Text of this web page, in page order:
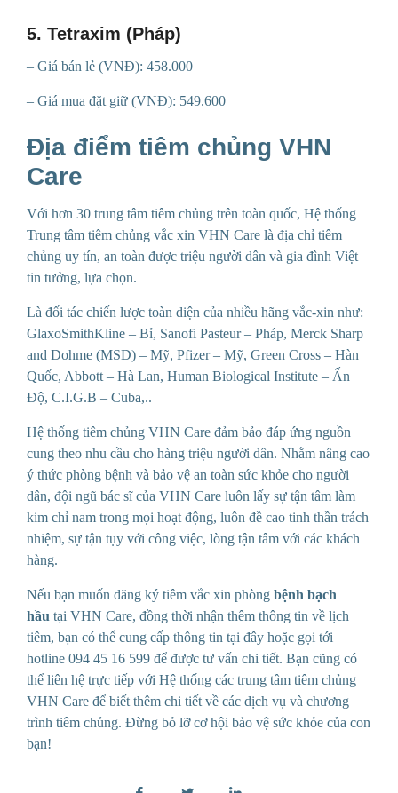
5. Tetraxim (Pháp)
– Giá bán lẻ (VNĐ): 458.000
– Giá mua đặt giữ (VNĐ): 549.600
Địa điểm tiêm chủng VHN
Care
Với hơn 30 trung tâm tiêm chủng trên toàn quốc, Hệ thống
Trung tâm tiêm chủng vắc xin VHN Care là địa chỉ tiêm
chủng uy tín, an toàn được triệu người dân và gia đình Việt
tin tưởng, lựa chọn.
Là đối tác chiến lược toàn diện của nhiều hãng vắc-xin như:
GlaxoSmithKline – Bỉ, Sanofi Pasteur – Pháp, Merck Sharp
and Dohme (MSD) – Mỹ, Pfizer – Mỹ, Green Cross – Hàn
Quốc, Abbott – Hà Lan, Human Biological Institute – Ấn
Độ, C.I.G.B – Cuba,..
Hệ thống tiêm chủng VHN Care đảm bảo đáp ứng nguồn
cung theo nhu cầu cho hàng triệu người dân. Nhằm nâng cao
ý thức phòng bệnh và bảo vệ an toàn sức khỏe cho người
dân, đội ngũ bác sĩ của VHN Care luôn lấy sự tận tâm làm
kim chỉ nam trong mọi hoạt động, luôn đề cao tinh thần trách
nhiệm, sự tận tụy với công việc, lòng tận tâm với các khách
hàng.
Nếu bạn muốn đăng ký tiêm vắc xin phòng bệnh bạch
hầu tại VHN Care, đồng thời nhận thêm thông tin về lịch
tiêm, bạn có thể cung cấp thông tin tại đây hoặc gọi tới
hotline 094 45 16 599 để được tư vấn chi tiết. Bạn cũng có
thể liên hệ trực tiếp với Hệ thống các trung tâm tiêm chủng
VHN Care để biết thêm chi tiết về các dịch vụ và chương
trình tiêm chủng. Đừng bỏ lỡ cơ hội bảo vệ sức khỏe của con
bạn!